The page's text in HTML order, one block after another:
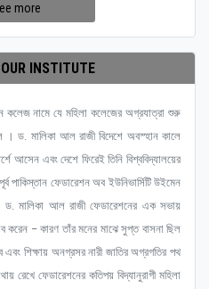
more
INSTITUTE
কলেজ নামে যে মহিলা কলেজের অগ্রযাত্রা শুরু
ড. মালিকা আল রাজী বিদেশে অবস্হান কালে
আসেন এবং দেশে ফিরেই তিনি বিশ্ববিদ্যালয়ের
পাকিস্তান ফেডারেশন অব ইউনিভার্সিটি উইমেন
মালিকা আল রাজী ফেডারেশনের এক সভায়
করেন – কারণ তাঁর মনের মাঝে সুপ্ত বাসনা ছিল
শিক্ষায় অনগ্রসর নারী জাতির অগ্রগতির পথ
রেখে ফেডারেশনের কতিপয় বিদ্যানুরাগী মহিলা